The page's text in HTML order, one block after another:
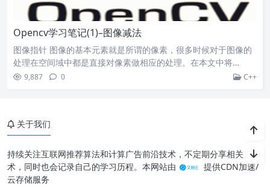
Opencv学习笔记(1)–图像减法
图像指针 图像的基本元素就是所谓的像素，很多时候对于图像的
处理在空间域中都是直接对像素做相应的处理。在本文中将…
9,887 0 C++
关于我们
持续关注互联网推荐算法和计算广告前沿技术，不定期分享相关的技
术，同时也会记录自己的学习历程。本网站由
提供CDN加速/
云存储服务